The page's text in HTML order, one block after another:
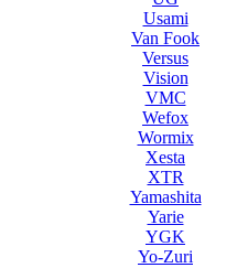
Usami
Van Fook
Versus
Vision
VMC
Wefox
Wormix
Xesta
XTR
Yamashita
Yarie
YGK
Yo-Zuri